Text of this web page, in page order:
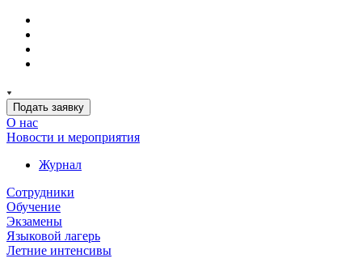
Подать заявку
О нас
Новости и мероприятия
Журнал
Сотрудники
Обучение
Экзамены
Языковой лагерь
Летние интенсивы